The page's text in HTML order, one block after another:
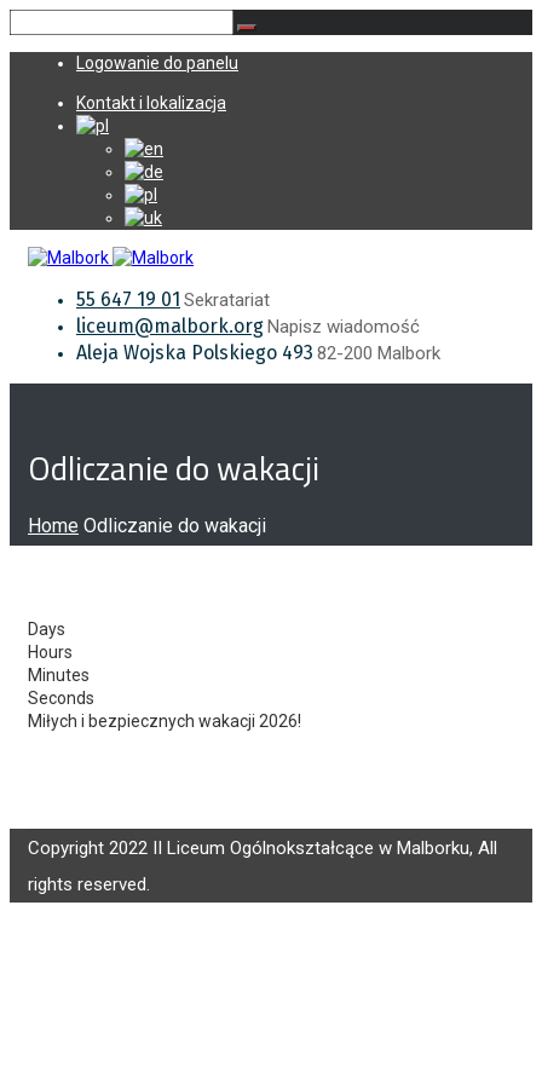
Logowanie do panelu
Kontakt i lokalizacja
55 647 19 01 Sekratariat
liceum@malbork.orgNapisz wiadomość
Aleja Wojska Polskiego 493 82-200 Malbork
Odliczanie do wakacji
Home Odliczanie do wakacji
Days
Hours
Minutes
Seconds
Miłych i bezpiecznych wakacji 2026!
Copyright 2022 II Liceum Ogólnokształcące w Malborku, All
rights reserved.